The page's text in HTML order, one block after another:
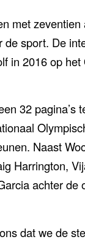
met
de sport. De
in 2016 op het
32 pagina’s
Naast
Harrington,
achter de
dat we de